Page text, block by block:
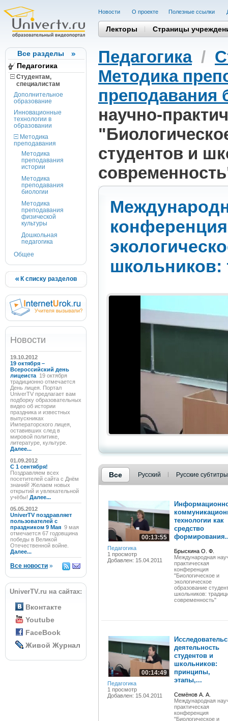
Все разделы
Педагогика
Студентам,
cпециалистам
Дополнительное
образование
Инновационные
технологии в
образовании
Методика
преподавания
Методика
преподавания
истории
Методика
преподавания
биологии
Методика
преподавания
физической
культуры
Дошкольная
педагогика
Общее
К списку разделов
Новости
19.10.2012
19 октября –
Всероссийский день
лицеиста 19 октября
традиционно отмечается
День лицея. Портал
UniverTV предлагает вам
подборку образовательных
видео об истории
праздника и известных
выпускниках
Императорского лицея,
оставивших след в
мировой политике,
литературе, культуре.
Далее...
01.09.2012
C 1 сентября!
Поздравляем всех
посетителей сайта с Днём
знаний! Желаем новых
открытий и увлекательной
учёбы! Далее...
05.05.2012
UniverTV поздравляет
пользователей с
праздником 9 Мая 9 мая
отмечается 67 годовщина
победы в Великой
Отечественной войне.
Далее...
Все новости »
UniverTV.ru на сайтах:
Вконтакте
Youtube
FaceBook
Живой Журнал
Новости О проекте Полезные cсылки
Лекторы Страницы
Педагогика/
Методика
преподавания
научно-
студентов и
школьников:
Все Русский Русские субтитры
00:13:55
Педагогика
1 просмотр
Добавлен: 15.04.2011
технологии как
средство
Брыскина О. Ф.
Международная
практическая
конференция
"Биологическое и
экологическое
образование
школьников:
современность"
00:14:49
Педагогика
1 просмотр
Добавлен: 15.04.2011
деятельность
студентов и
школьников:
принципы,
этапы,...
Семёнов А. А.
Международная
практическая
конференция
"Биологическое и